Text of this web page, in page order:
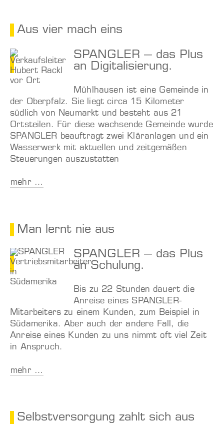
Aus vier mach eins
SPANGLER – das Plus
an Digitalisierung.
Mühlhausen ist eine Gemeinde in
der Oberpfalz. Sie liegt circa 15 Kilometer
südlich von Neumarkt und besteht aus 21
Ortsteilen. Für diese wachsende Gemeinde wurde
SPANGLER beauftragt zwei Kläranlagen und ein
Wasserwerk mit aktuellen und zeitgemäßen
Steuerungen auszustatten
mehr …
Man lernt nie aus
SPANGLER – das Plus
an Schulung.
Bis zu 22 Stunden dauert die
Anreise eines SPANGLER-
Mitarbeiters zu einem Kunden, zum Beispiel in
Südamerika. Aber auch der andere Fall, die
Anreise eines Kunden zu uns nimmt oft viel Zeit
in Anspruch.
mehr …
Selbstversorgung zahlt sich aus